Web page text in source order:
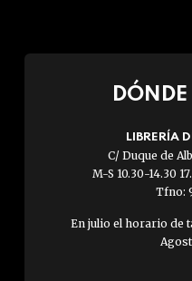
LIBRERÍA
C/ Duque de
M-S 10.30-14.30
Tfno:
En julio el horario de